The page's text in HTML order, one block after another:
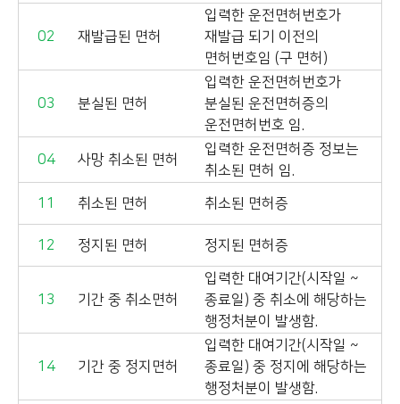
02 재발급된 면허
입력한 운전면허번호가
재발급 되기 이전의
면허번호임 (구 면허)
03 분실된 면허
입력한 운전면허번호가
분실된 운전면허증의
운전면허번호 임.
04 사망 취소된 면허
입력한 운전면허증 정보는
취소된 면허 임.
11 취소된 면허 취소된 면허증
12 정지된 면허 정지된 면허증
13 기간 중 취소면허
입력한 대여기간(시작일 ~
종료일) 중 취소에 해당하는
행정처분이 발생함.
14 기간 중 정지면허
입력한 대여기간(시작일 ~
종료일) 중 정지에 해당하는
행정처분이 발생함.